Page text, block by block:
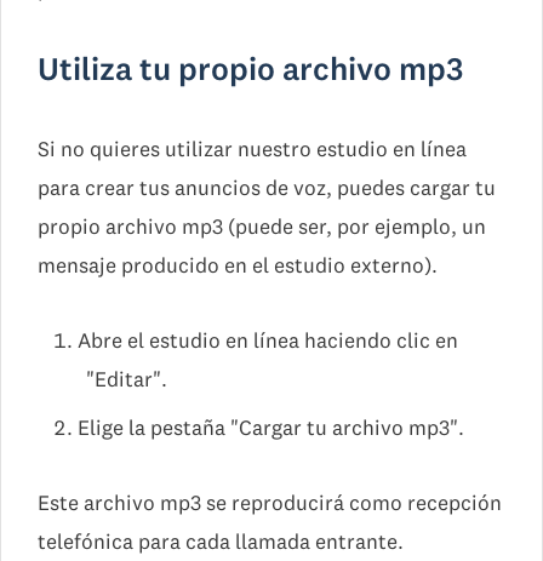
Utiliza tu propio archivo mp3
Si no quieres utilizar nuestro estudio en línea
para crear tus anuncios de voz, puedes cargar tu
propio archivo mp3 (puede ser, por ejemplo, un
mensaje producido en el estudio externo).
Abre el estudio en línea haciendo clic en
"Editar".
Elige la pestaña "Cargar tu archivo mp3".
Este archivo mp3 se reproducirá como recepción
telefónica para cada llamada entrante.